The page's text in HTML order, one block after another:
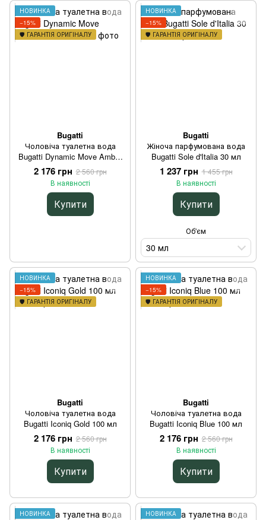
НОВИНКА
−15%
🛡️ ГАРАНТІЯ ОРИГІНАЛУ
Bugatti
Чоловіча туалетна вода
Bugatti Dynamic Move Amber
100 мл
2 176 грн 2 560 грн
В наявності
Купити
НОВИНКА
−15%
🛡️ ГАРАНТІЯ ОРИГІНАЛУ
Bugatti
Жіноча парфумована вода
Bugatti Sole d'Italia 30 мл
1 237 грн 1 455 грн
В наявності
Купити
Об'єм
30 мл
НОВИНКА
−15%
🛡️ ГАРАНТІЯ ОРИГІНАЛУ
Bugatti
Чоловіча туалетна вода
Bugatti Iconiq Gold 100 мл
2 176 грн 2 560 грн
В наявності
Купити
НОВИНКА
−15%
🛡️ ГАРАНТІЯ ОРИГІНАЛУ
Bugatti
Чоловіча туалетна вода
Bugatti Iconiq Blue 100 мл
2 176 грн 2 560 грн
В наявності
Купити
НОВИНКА
НОВИНКА